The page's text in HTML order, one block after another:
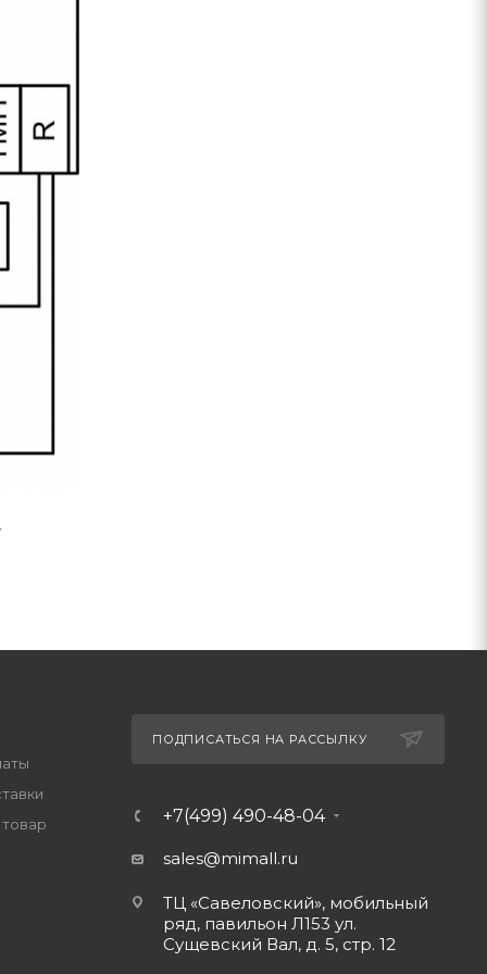
товар
ПОДПИСАТЬСЯ НА РАССЫЛКУ
+7(499) 490-48-04
sales@mimall.ru
ТЦ «Савеловский», мобильный
ряд, павильон Л153 ул.
Сущевский Вал, д. 5, стр. 12